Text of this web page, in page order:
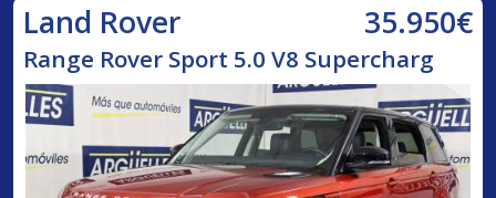
Land Rover 35.950€
Range Rover Sport 5.0 V8 Supercharg